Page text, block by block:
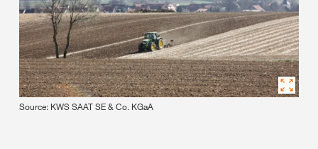
Source: KWS SAAT SE & Co. KGaA